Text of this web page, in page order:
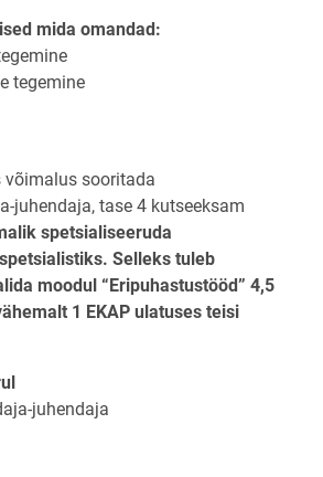
mida omandad:
tegemine
võimalus sooritada
juhendaja, tase 4 kutseeksam
spetsialiseeruda
Selleks tuleb
moodul “Eripuhastustööd” 4,5
1 EKAP ulatuses teisi
juhendaja